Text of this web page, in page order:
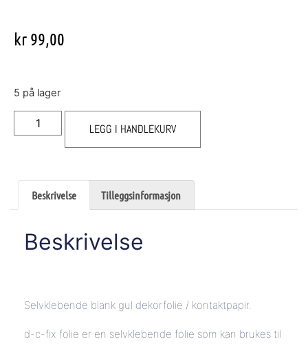
kr 99,00
5 på lager
LEGG I HANDLEKURV
Beskrivelse Tilleggsinformasjon
Beskrivelse
Selvklebende blank gul dekorfolie / kontaktpapir.
d-c-fix folie er en selvklebende folie som kan brukes til